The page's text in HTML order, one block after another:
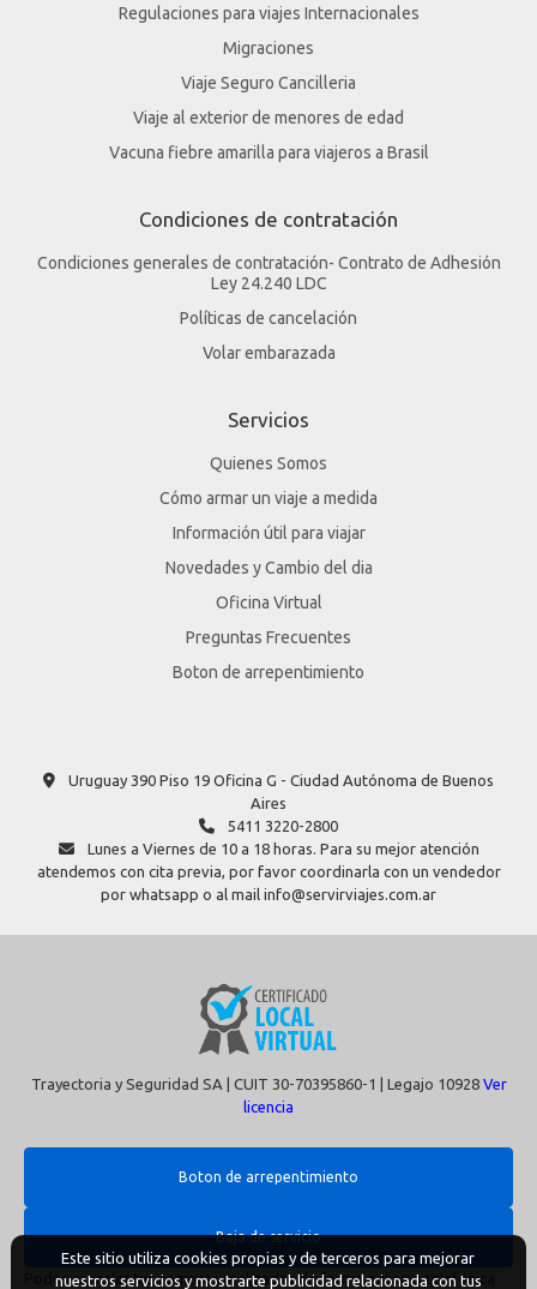
Migraciones
Viaje Seguro Cancilleria
Viaje al exterior de menores de edad
Vacuna fiebre amarilla para viajeros a Brasil
Ley 24.240 LDC
Políticas de cancelación
Volar embarazada
Cómo armar un viaje a medida
Información útil para viajar
Novedades y Cambio del dia
Oficina Virtual
Preguntas Frecuentes
Boton de arrepentimiento
Aires
5411 3220-2800
Lunes a Viernes de 10 a 18 horas. Para su mejor atención
atendemos con cita previa, por favor coordinarla con un vendedor
por whatsapp o al mail info@servirviajes.com.ar
Trayectoria y Seguridad SA | CUIT 30-70395860-1 | Legajo 10928
licencia
Boton de arrepentimiento
Podés cancelar tus compras realizadas de forma online o telefonica
dentro de un plazo máximo de 10 días desde la fecha que realizaste la
Este sitio utiliza cookies propias y de terceros para mejorar
nuestros servicios y mostrarte publicidad relacionada con tus